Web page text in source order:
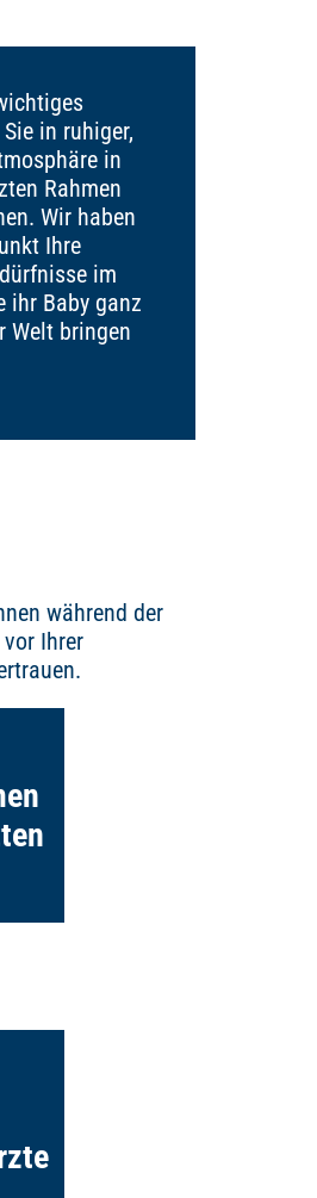
in ruhiger,
in
Rahmen
Wir haben
Ihre
im
ihr Baby ganz
Welt bringen
während der
Ihrer
der